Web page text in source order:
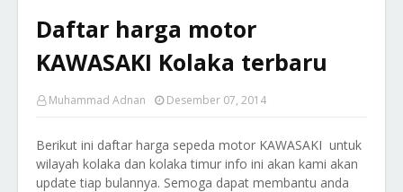
Daftar harga motor
KAWASAKI Kolaka terbaru
Muhammad Adnan Desember 07, 2014
Berikut ini daftar harga sepeda motor KAWASAKI untuk
wilayah kolaka dan kolaka timur info ini akan kami akan
update tiap bulannya. Semoga dapat membantu anda